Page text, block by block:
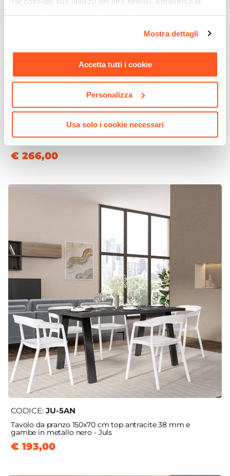
sezione "Mostra dettagli" è possibile gestire le proprie
momento. Per maggiori informazioni si invita a leggere la
nostraCookie Policy.
Mostra dettagli
Accetta tutti i cookie
Personalizza
Usa solo i cookie necessari
JU-2GN
Tavolo da pranzo 200x100 cm top effetto rovere gold 38
€ 266,00
CODICE: JU-5AN
Tavolo da pranzo 150x70 cm top antracite 38 mm e
gambe in metallo nero - Juls
€ 193,00